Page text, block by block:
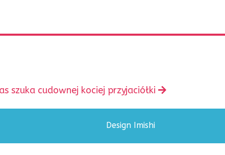
szuka cudownej kociej przyjaciółki
Design Imishi